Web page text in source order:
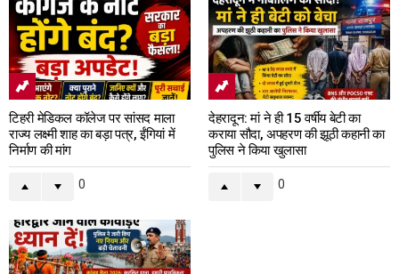
टिहरी मेडिकल कॉलेज पर सांसद माला
राज्य लक्ष्मी शाह का बड़ा पत्र, ईंगियां में
निर्माण की मांग
0
देहरादून: मां ने ही 15 वर्षीय बेटी का
कराया सौदा, अपहरण की झूठी कहानी का
पुलिस ने किया खुलासा
0